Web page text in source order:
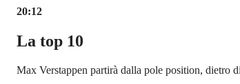
20:12
La top 10
Max Verstappen partirà dalla pole position, dietro